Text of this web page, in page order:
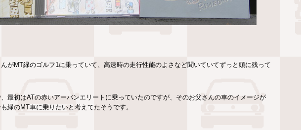
がMT緑のゴルフ1に乗っていて、高速時の走行性能のよさなど聞いていてずっと頭に残って
最初はATの赤いアーバンエリートに乗っていたのですが、そのお父さんの車のイメージが
緑のMT車に乗りたいと考えてたそうです。